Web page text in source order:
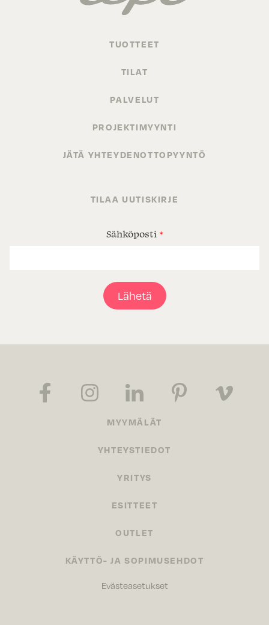
TUOTTEET
TILAT
PALVELUT
PROJEKTIMYYNTI
JÄTÄ YHTEYDENOTTOPYYNTÖ
TILAA UUTISKIRJE
Sähköposti *
Lähetä
MYYMÄLÄT
YHTEYSTIEDOT
YRITYS
ESITTEET
OUTLET
KÄYTTÖ- JA SOPIMUSEHDOT
Evästeasetukset